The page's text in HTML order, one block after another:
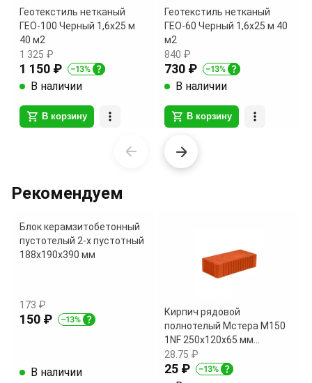
Рекомендуем
Блок керамзитобетонный
пустотелый 2-х пустотный
188х190х390 мм
173 ₽
150 ₽
В наличии
Кирпич рядовой
полнотелый Мстера М150
1NF 250х120х65 мм
поштучно
28.75 ₽
25 ₽
Геотекстиль нетканый
ГЕО-100 Черный 1,6х25 м
40 м2
1 325 ₽
1 150 ₽
В наличии
В корзину
Геотекстиль нетканый
ГЕО-60 Черный 1,6х25 м 40
м2
840 ₽
730 ₽
В наличии
В корзину
of
8